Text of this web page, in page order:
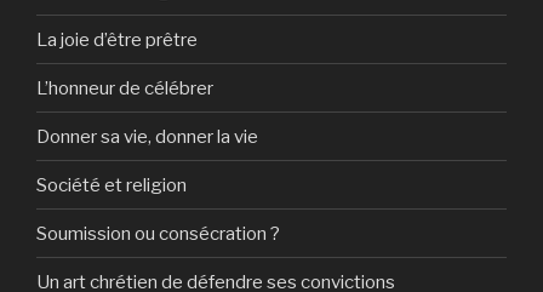
La joie d’être prêtre
L’honneur de célébrer
Donner sa vie, donner la vie
Société et religion
Soumission ou consécration ?
Un art chrétien de défendre ses convictions